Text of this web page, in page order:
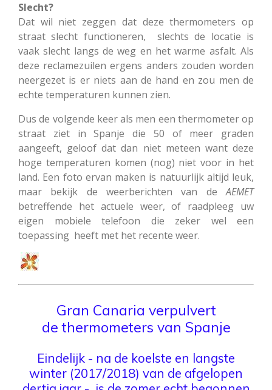
Slecht?
Dat wil niet zeggen dat deze thermometers op
straat slecht functioneren, slechts de locatie is
vaak slecht langs de weg en het warme asfalt. Als
deze reclamezuilen ergens anders zouden worden
neergezet is er niets aan de hand en zou men de
echte temperaturen kunnen zien.
Dus de volgende keer als men een thermometer op
straat ziet in Spanje die 50 of meer graden
aangeeft, geloof dat dan niet meteen want deze
hoge temperaturen komen (nog) niet voor in het
land. Een foto ervan maken is natuurlijk altijd leuk,
maar bekijk de weerberichten van deAEMET
betreffende hetactuele weer, of raadpleeg uw
eigen mobiele telefoon die zeker wel een
toepassing heeft met het recente weer.
Gran Canaria verpulvert
de thermometers van Spanje
Eindelijk - na de koelste en langste
winter (2017/2018) van de afgelopen